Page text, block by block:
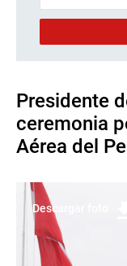
Presidente
ceremonia
Aérea del
Descargar foto